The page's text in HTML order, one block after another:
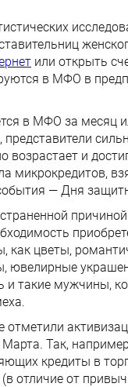
или открыть
в МФО в
в МФО за месяц
возрастает и
микрокредитов,
— Дня
как цветы,
ювелирные
такие мужчины,
Так,
кредиты в
отличие от